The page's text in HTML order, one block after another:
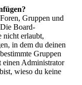
Gruppen und
Board-
nicht erlaubt,
in dem du deinen
Gruppen
einen Administrator
wieso du keine